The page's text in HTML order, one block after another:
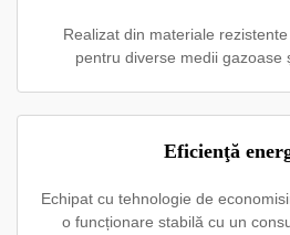
Realizat din materiale
pentru diverse medii gazoase
Eficienţă
Echipat cu tehnologie de
o funcționare stabilă cu un